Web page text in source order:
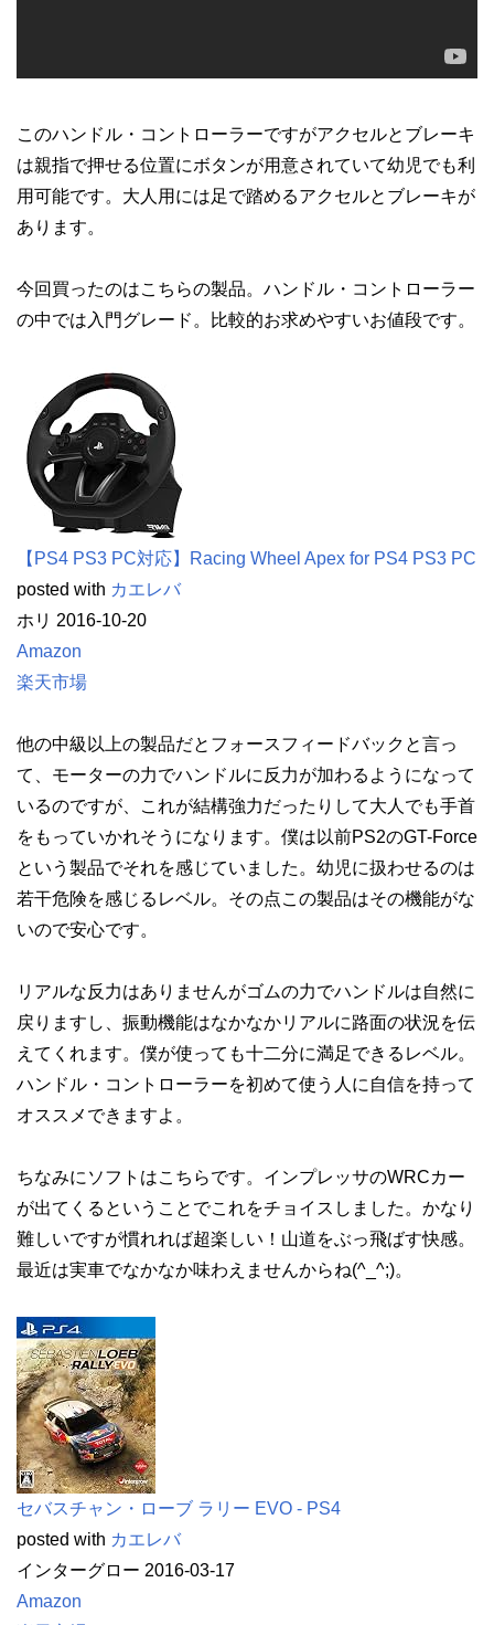
このハンドル・コントローラーですがアクセルとブレーキ
は親指で押せる位置にボタンが用意されていて幼児でも利
用可能です。大人用には足で踏めるアクセルとブレーキが
あります。
今回買ったのはこちらの製品。ハンドル・コントローラー
の中では入門グレード。比較的お求めやすいお値段です。
【PS4 PS3 PC対応】Racing Wheel Apex for PS4 PS3 PC
posted with カエレバ
ホリ 2016-10-20
Amazon
楽天市場
他の中級以上の製品だとフォースフィードバックと言っ
て、モーターの力でハンドルに反力が加わるようになって
いるのですが、これが結構強力だったりして大人でも手首
をもっていかれそうになります。僕は以前PS2のGT-Force
という製品でそれを感じていました。幼児に扱わせるのは
若干危険を感じるレベル。その点この製品はその機能がな
いので安心です。
リアルな反力はありませんがゴムの力でハンドルは自然に
戻りますし、振動機能はなかなかリアルに路面の状況を伝
えてくれます。僕が使っても十二分に満足できるレベル。
ハンドル・コントローラーを初めて使う人に自信を持って
オススメできますよ。
ちなみにソフトはこちらです。インプレッサのWRCカー
が出てくるということでこれをチョイスしました。かなり
難しいですが慣れれば超楽しい！山道をぶっ飛ばす快感。
最近は実車でなかなか味わえませんからね(^_^;)。
セバスチャン・ローブ ラリー EVO - PS4
posted with カエレバ
インターグロー 2016-03-17
Amazon